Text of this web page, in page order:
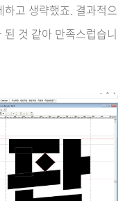
고 생략했죠. 결과적으
것 같아 만족스럽습니